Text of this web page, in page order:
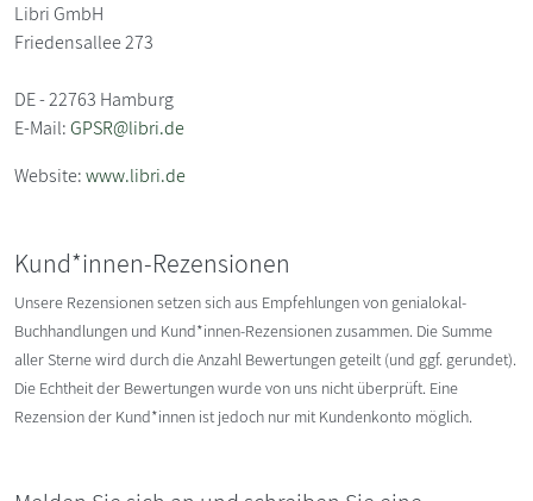
Libri GmbH
Friedensallee 273
DE - 22763 Hamburg
E-Mail:GPSR@libri.de
Website:www.libri.de
Kund*innen-Rezensionen
Unsere Rezensionen setzen sich aus Empfehlungen von genialokal-
Buchhandlungen und Kund*innen-Rezensionen zusammen. Die Summe
aller Sterne wird durch die Anzahl Bewertungen geteilt (und ggf. gerundet).
Die Echtheit der Bewertungen wurde von uns nicht überprüft. Eine
Rezension der Kund*innen ist jedoch nur mit Kundenkonto möglich.